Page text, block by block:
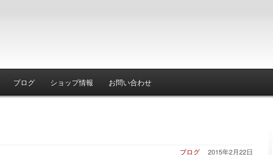
ブログ ショップ情報 お問い合わせ
2015年2月22日
ブログ